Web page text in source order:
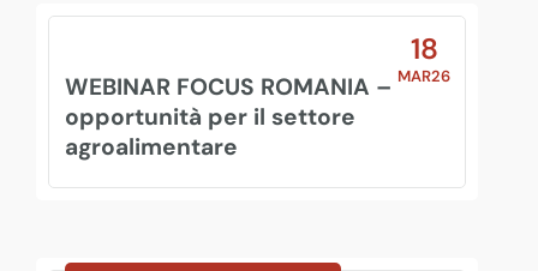
18
MAR26
WEBINAR FOCUS ROMANIA –
opportunità per il settore
agroalimentare